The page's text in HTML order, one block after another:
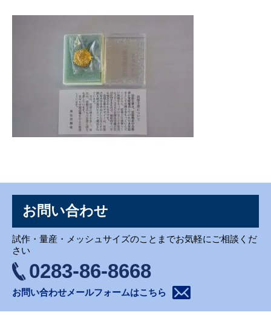
お問い合わせ
試作・量産・メッシュサイズのことまでお気軽にご相談くだ
さい
0283-86-8668
お問い合わせメールフォームはこちら
採用情報
お問い合わせ